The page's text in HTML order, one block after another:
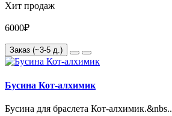
Хит продаж
6000₽
Заказ (~3-5 д.)
Бусина Кот-алхимик
Бусина для браслета Кот-алхимик.&nbs..